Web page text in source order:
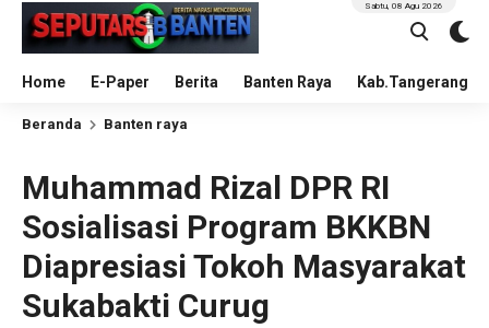
Home E-Paper Berita Banten Raya Kab.Tangerang
Sabtu, 08 Agu 2026
Beranda Banten raya
Muhammad Rizal DPR RI
Sosialisasi Program BKKBN
Diapresiasi Tokoh Masyarakat
Sukabakti Curug